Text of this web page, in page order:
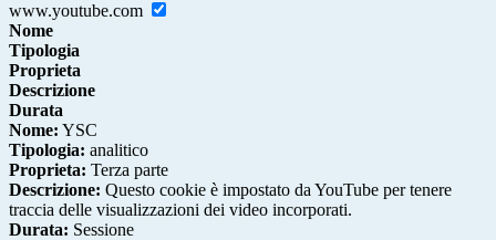
www.youtube.com
Nome
Tipologia
Proprieta
Descrizione
Durata
Nome: YSC
Tipologia: analitico
Proprieta: Terza parte
Descrizione: Questo cookie è impostato da YouTube per tenere
traccia delle visualizzazioni dei video incorporati.
Durata: Sessione